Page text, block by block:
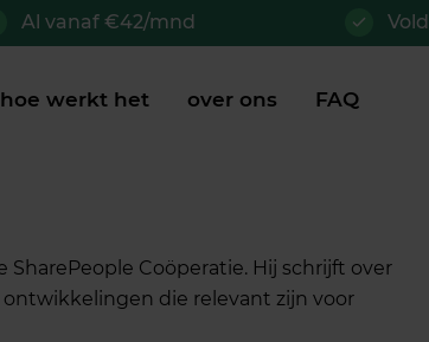
Al vanaf €42/mnd
hoe werkt het over ons FAQ
SharePeople Coöperatie. Hij schrijft over
die relevant zijn voor